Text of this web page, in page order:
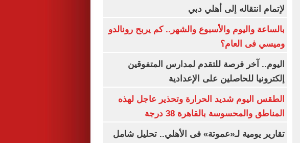
لإتمام انتقاله إلى أهلي دبي
بالساعة واليوم والأسبوع والشهر.. كم يربح رونالدو
وميسي فى العام؟
اليوم.. آخر فرصة للتقدم لمدارس المتفوقين
إلكترونيا للحاصلين على الإعدادية
الطقس اليوم شديد الحرارة وتحذير عاجل لهذه
المناطق والمحسوسة بالقاهرة 38 درجة
تقارير يومية لـ«عموتة» فى الأهلي.. تحليل شامل